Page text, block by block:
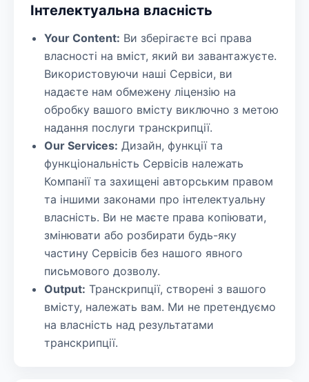
Інтелектуальна власність
Your Content: Ви зберігаєте всі права
власності на вміст, який ви завантажуєте.
Використовуючи наші Сервіси, ви
надаєте нам обмежену ліцензію на
обробку вашого вмісту виключно з метою
надання послуги транскрипції.
Our Services: Дизайн, функції та
функціональність Сервісів належать
Компанії та захищені авторським правом
та іншими законами про інтелектуальну
власність. Ви не маєте права копіювати,
змінювати або розбирати будь-яку
частину Сервісів без нашого явного
письмового дозволу.
Output: Транскрипції, створені з вашого
вмісту, належать вам. Ми не претендуємо
на власність над результатами
транскрипції.